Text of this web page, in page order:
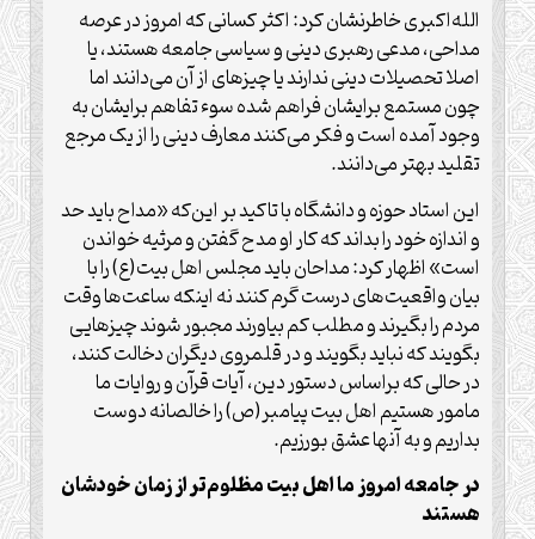
الله‌اکبری خاطرنشان کرد: اکثر کسانی که امروز در عرصه
مداحی، مدعی رهبری دینی و سیاسی جامعه هستند، یا
اصلا تحصیلات دینی ندارند یا چیزهای از آن می‌دانند اما
چون مستمع برایشان فراهم شده سوء تفاهم برایشان به
وجود آمده است و فکر می‌کنند معارف دینی را از یک مرجع
تقلید بهتر می‌دانند.
این استاد حوزه و دانشگاه با تاکید بر این‌که «مداح باید حد
و اندازه خود را بداند که کار او مدح گفتن و مرثیه خواندن
است» اظهار کرد: مداحان باید مجلس اهل بیت(ع) را با
بیان واقعیت‌های درست گرم کنند نه اینکه ساعت‌ها وقت
مردم را بگیرند و مطلب کم بیاورند مجبور شوند چیزهایی
بگویند که نباید بگویند و در قلمروی دیگران دخالت کنند،
در حالی که براساس دستور دین،‌ آیات قرآن و روایات ما
مامور هستیم اهل بیت پیامبر(ص) را خالصانه دوست
بداریم و به آنها عشق بورزیم.
در جامعه امروز ما اهل بیت مظلوم‌تر از زمان خودشان
هستند